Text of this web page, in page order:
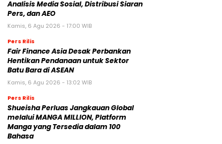
Analisis Media Sosial, Distribusi Siaran
Pers, dan AEO
Kamis, 6 Agu 2026 - 17:00 WIB
Pers Rilis
Fair Finance Asia Desak Perbankan
Hentikan Pendanaan untuk Sektor
Batu Bara di ASEAN
Kamis, 6 Agu 2026 - 13:02 WIB
Pers Rilis
Shueisha Perluas Jangkauan Global
melalui MANGA MILLION, Platform
Manga yang Tersedia dalam 100
Bahasa